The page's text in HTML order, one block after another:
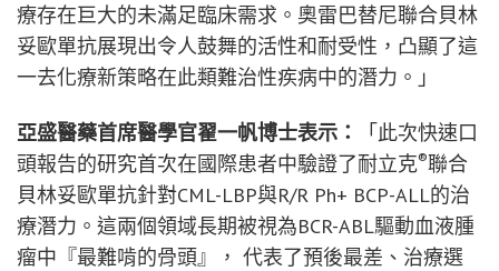
療存在巨大的未滿足臨床需求。奧雷巴替尼聯合貝林
妥歐單抗展現出令人鼓舞的活性和耐受性，凸顯了這
一去化療新策略在此類難治性疾病中的潛力。」
亞盛醫藥首席醫學官翟一帆博士表示：
「此次快速口
頭報告的研究首次在國際患者中驗證了耐立克®聯合
貝林妥歐單抗針對CML-LBP與R/R Ph+ BCP-ALL的治
療潛力。這兩個領域長期被視為BCR-ABL驅動血液腫
瘤中『最難啃的骨頭』， 代表了預後最差、治療選